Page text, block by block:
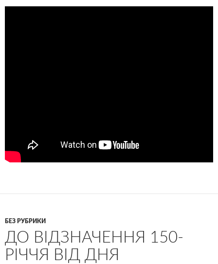
БЕЗ РУБРИКИ
ДО ВІДЗНАЧЕННЯ 150-
РІЧЧЯ ВІД ДНЯ